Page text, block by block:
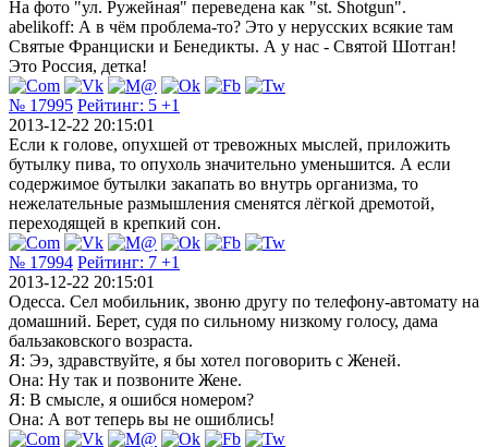
На фото "ул. Ружейная" переведена как "st. Shotgun".
abelikoff: А в чём проблема-то? Это у нерусских всякие там
Святые Франциски и Бенедикты. А у нас - Святой Шотган!
Это Россия, детка!
№ 17995 Рейтинг: 5 +1
2013-12-22 20:15:01
Если к голове, опухшей от тревожных мыслей, приложить
бутылку пива, то опухоль значительно уменьшится. А если
содержимое бутылки закапать во внутрь организма, то
нежелательные размышления сменятся лёгкой дремотой,
переходящей в крепкий сон.
№ 17994 Рейтинг: 7 +1
2013-12-22 20:15:01
Одесса. Сел мобильник, звоню другу по телефону-автомату на
домашний. Берет, судя по сильному низкому голосу, дама
бальзаковского возраста.
Я: Ээ, здравствуйте, я бы хотел поговорить с Женей.
Она: Ну так и позвоните Жене.
Я: В смысле, я ошибся номером?
Она: А вот теперь вы не ошиблись!